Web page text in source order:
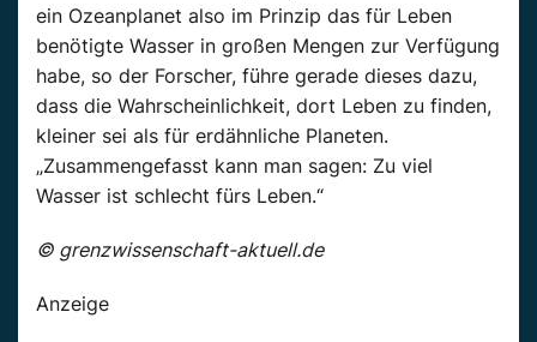
ein Ozeanplanet also im Prinzip das für Leben
benötigte Wasser in großen Mengen zur Verfügung
habe, so der Forscher, führe gerade dieses dazu,
dass die Wahrscheinlichkeit, dort Leben zu finden,
kleiner sei als für erdähnliche Planeten.
„Zusammengefasst kann man sagen: Zu viel
Wasser ist schlecht fürs Leben.“
© grenzwissenschaft-aktuell.de
Anzeige